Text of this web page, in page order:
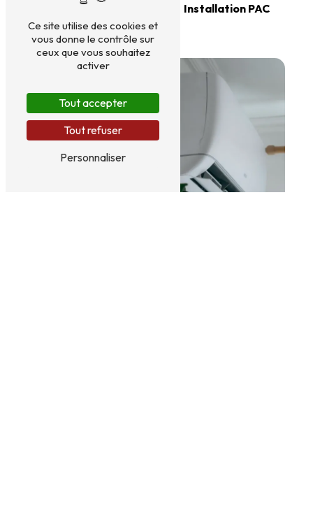
Chaudières
Installation PAC
Ce site utilise des cookies et
vous donne le contrôle sur
ceux que vous souhaitez
activer
Tout accepter
Tout refuser
Personnaliser